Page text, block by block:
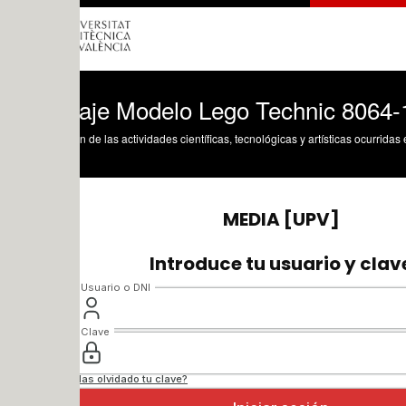
Modelo Lego Technic 8064-1 con
de las actividades científicas, tecnológicas y artísticas ocurridas en los tres